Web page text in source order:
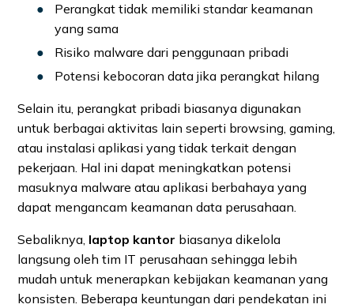
Perangkat tidak memiliki standar keamanan
yang sama
Risiko malware dari penggunaan pribadi
Potensi kebocoran data jika perangkat hilang
Selain itu, perangkat pribadi biasanya digunakan
untuk berbagai aktivitas lain seperti browsing, gaming,
atau instalasi aplikasi yang tidak terkait dengan
pekerjaan. Hal ini dapat meningkatkan potensi
masuknya malware atau aplikasi berbahaya yang
dapat mengancam keamanan data perusahaan.
Sebaliknya, laptop kantor biasanya dikelola
langsung oleh tim IT perusahaan sehingga lebih
mudah untuk menerapkan kebijakan keamanan yang
konsisten. Beberapa keuntungan dari pendekatan ini